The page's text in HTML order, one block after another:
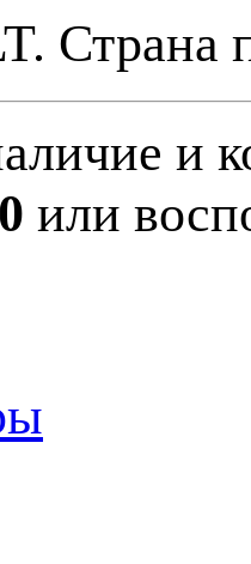
Страна
и
или